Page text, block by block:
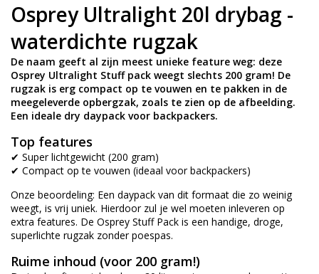
Osprey Ultralight 20l drybag -
waterdichte rugzak
De naam geeft al zijn meest unieke feature weg: deze
Osprey Ultralight Stuff pack weegt slechts 200 gram! De
rugzak is erg compact op te vouwen en te pakken in de
meegeleverde opbergzak, zoals te zien op de afbeelding.
Een ideale dry daypack voor backpackers.
Top features
✔ Super lichtgewicht (200 gram)
✔ Compact op te vouwen (ideaal voor backpackers)
Onze beoordeling: Een daypack van dit formaat die zo weinig
weegt, is vrij uniek. Hierdoor zul je wel moeten inleveren op
extra features. De Osprey Stuff Pack is een handige, droge,
superlichte rugzak zonder poespas.
Ruime inhoud (voor 200 gram!)